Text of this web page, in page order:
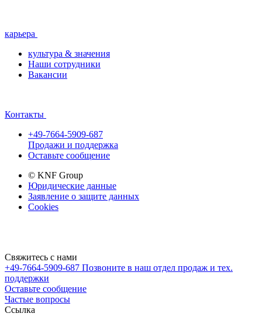
карьера
культура & значения
Наши сотрудники
Вакансии
Контакты
+49-7664-5909-687
Продажи и поддержка
Оставьте сообщение
© KNF Group
Юридические данные
Заявление о защите данных
Cookies
Свяжитесь с нами
+49-7664-5909-687 Позвоните в наш отдел продаж и тех.
поддержки
Оставьте сообщение
Частые вопросы
Cсылка